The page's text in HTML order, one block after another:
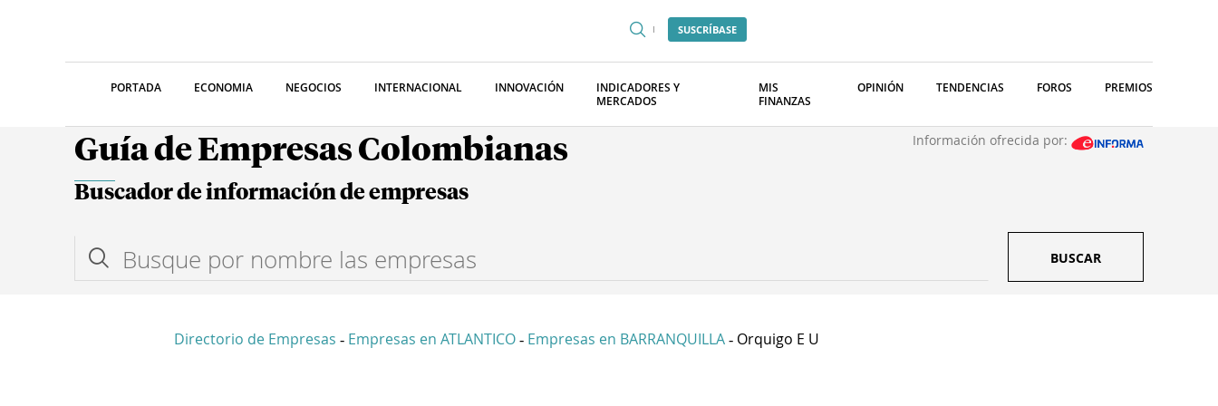
SUSCRÍBASE
PORTADA ECONOMIA NEGOCIOS INTERNACIONAL INNOVACIÓN
INDICADORES Y
MERCADOS
MIS
FINANZAS
OPINIÓN TENDENCIAS FOROS PREMIOS
Guía de Empresas Colombianas Información ofrecida por:
Buscador de información de empresas
BUSCAR
Directorio de Empresas - Empresas en ATLANTICO - Empresas en BARRANQUILLA - Orquigo E U